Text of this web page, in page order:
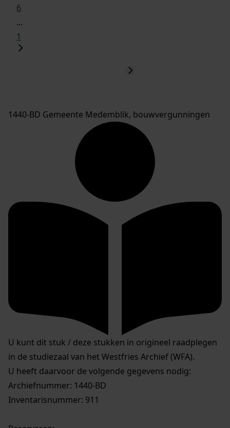
6
...
1
1440-BD Gemeente Medemblik, bouwvergunningen
U kunt dit stuk / deze stukken in origineel raadplegen
in de studiezaal van het Westfries Archief (WFA).
U heeft daarvoor de volgende gegevens nodig:
Archiefnummer: 1440-BD
Inventarisnummer: 911